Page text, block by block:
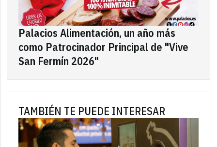
Palacios Alimentación, un año más
como Patrocinador Principal de "Vive
San Fermín 2026"
TAMBIÉN TE PUEDE INTERESAR